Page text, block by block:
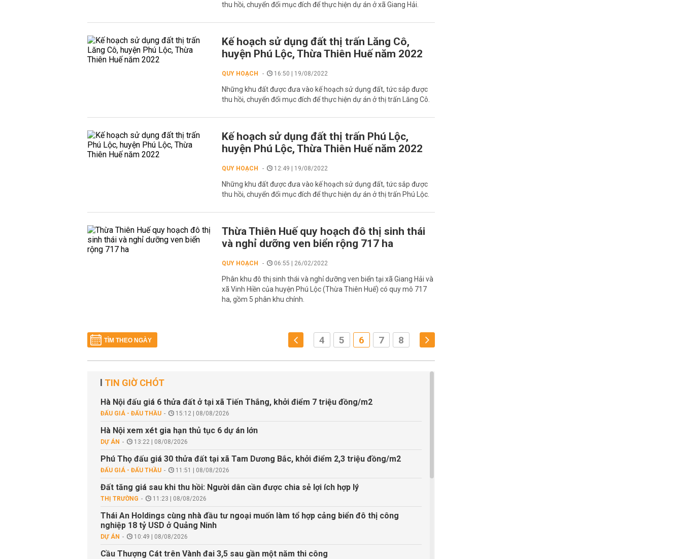
thu hồi, chuyển đổi mục đích để thực hiện dự án ở xã Giang Hải.
Kế hoạch sử dụng đất thị trấn Lăng Cô,
huyện Phú Lộc, Thừa Thiên Huế năm 2022
QUY HOẠCH 16:50 | 19/08/2022
Những khu đất được đưa vào kế hoạch sử dụng đất, tức sắp được
thu hồi, chuyển đổi mục đích để thực hiện dự án ở thị trấn Lăng Cô.
Kế hoạch sử dụng đất thị trấn Phú Lộc,
huyện Phú Lộc, Thừa Thiên Huế năm 2022
QUY HOẠCH 12:49 | 19/08/2022
Những khu đất được đưa vào kế hoạch sử dụng đất, tức sắp được
thu hồi, chuyển đổi mục đích để thực hiện dự án ở thị trấn Phú Lộc.
Thừa Thiên Huế quy hoạch đô thị sinh thái
và nghỉ dưỡng ven biển rộng 717 ha
QUY HOẠCH 06:55 | 26/02/2022
Phân khu đô thị sinh thái và nghỉ dưỡng ven biển tại xã Giang Hải và
xã Vinh Hiền của huyện Phú Lộc (Thừa Thiên Huế) có quy mô 717
ha, gồm 5 phân khu chính.
TÌM THEO NGÀY 4 5 6 7 8
TIN GIỜ CHÓT
Hà Nội đấu giá 6 thửa đất ở tại xã Tiến Thắng, khởi điểm 7 triệu đồng/m2
ĐẤU GIÁ - ĐẤU THẦU 15:12 | 08/08/2026
Hà Nội xem xét gia hạn thủ tục 6 dự án lớn
DỰ ÁN 13:22 | 08/08/2026
Phú Thọ đấu giá 30 thửa đất tại xã Tam Dương Bắc, khởi điểm 2,3 triệu đồng/m2
ĐẤU GIÁ - ĐẤU THẦU 11:51 | 08/08/2026
Đất tăng giá sau khi thu hồi: Người dân cần được chia sẻ lợi ích hợp lý
THỊ TRƯỜNG 11:23 | 08/08/2026
Thái An Holdings cùng nhà đầu tư ngoại muốn làm tổ hợp cảng biển đô thị công
nghiệp 18 tỷ USD ở Quảng Ninh
DỰ ÁN 10:49 | 08/08/2026
Cầu Thượng Cát trên Vành đai 3,5 sau gần một năm thi công